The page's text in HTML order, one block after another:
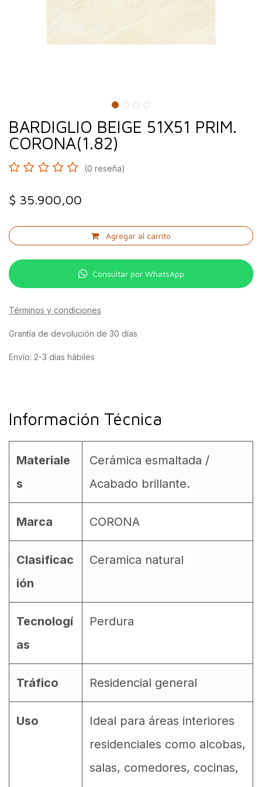
BARDIGLIO BEIGE 51X51 PRIM.
CORONA(1.82)
(0 reseña)
$ 35.900,00
Agregar al carrito
Consultar por WhatsApp
Términos y condiciones
Grantía de devolución de 30 días
Envío: 2-3 días hábiles
Información Técnica
Materiale
s
Cerámica esmaltada /
Acabado brillante.
Marca CORONA
Clasificac
ión
Ceramica natural
Tecnologí
as
Perdura
Tráfico Residencial general
Uso
Ideal para áreas interiores
residenciales como alcobas,
salas, comedores, cocinas,